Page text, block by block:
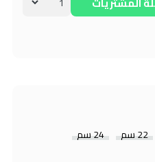
22 سم
24 سم